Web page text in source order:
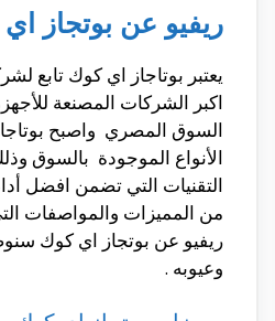
ريفيو عن بوتجاز
يعتبر بوتاجاز اي كوك تابع
اكبر الشركات المصنعة
السوق المصري واصبح
الأنواع الموجودة بالسوق
التقنيات التي تضمن افضل
من المميزات والمواصفات
ريفيو عن بوتجاز اي كوك
وعيوبه .